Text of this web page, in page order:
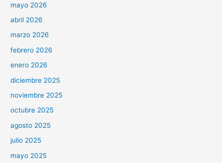
mayo 2026
abril 2026
marzo 2026
febrero 2026
enero 2026
diciembre 2025
noviembre 2025
octubre 2025
agosto 2025
julio 2025
mayo 2025